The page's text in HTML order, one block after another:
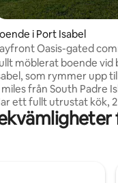
betyg, 410
i Port Isabel
Oasis-gated
till SPI
möblerat boende vid
som rymmer upp
från South Padre
ett fullt utrustat kök,
primär svit med king
och TV. Andra